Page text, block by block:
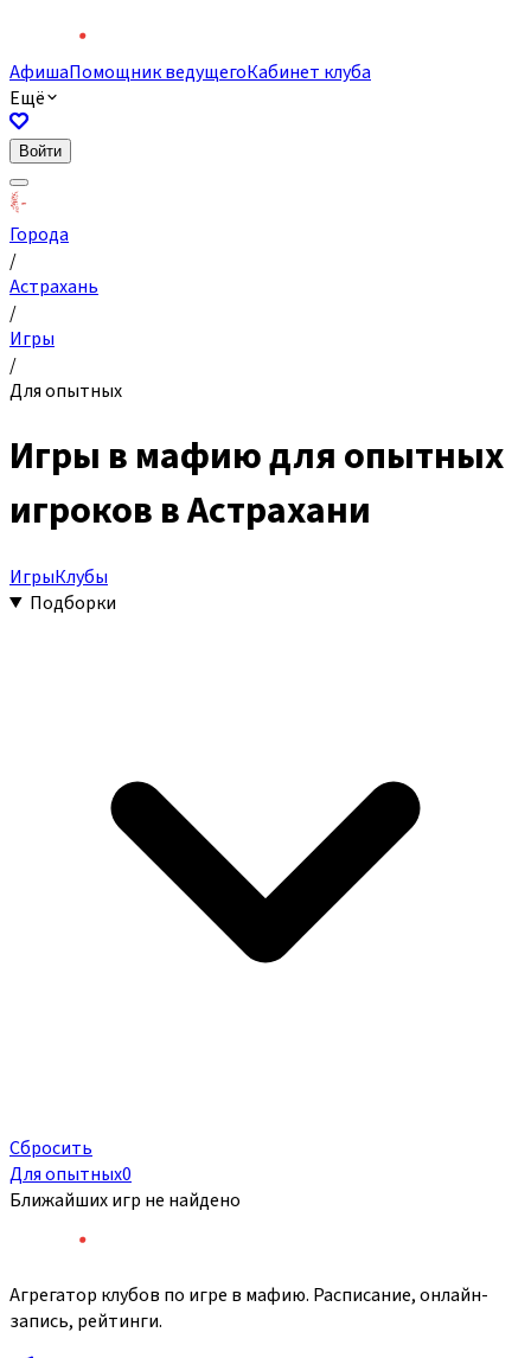
АфишаПомощник ведущегоКабинет клуба
Ещё
Войти
Города
/
Астрахань
/
Игры
/
Для опытных
Игры в мафию для опытных
игроков в Астрахани
ИгрыКлубы
Подборки
Сбросить
Для опытных0
Ближайших игр не найдено
Агрегатор клубов по игре в мафию. Расписание, онлайн-
запись, рейтинги.